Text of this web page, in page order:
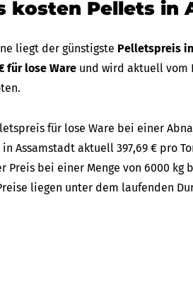
kosten Pellets in
liegt der günstigste Pelletspreis
für lose Ware und wird aktuell vom
für lose Ware bei einer
Assamstadt aktuell 397,69 € pro
Preis bei einer Menge von 6000 kg
liegen unter dem laufenden